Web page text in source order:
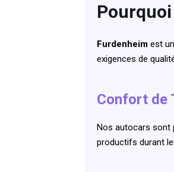
Furdenheim est
exigences de
Confort de
Nos autocars sont
productifs durant